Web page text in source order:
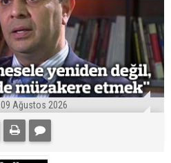
09 Ağustos 2026